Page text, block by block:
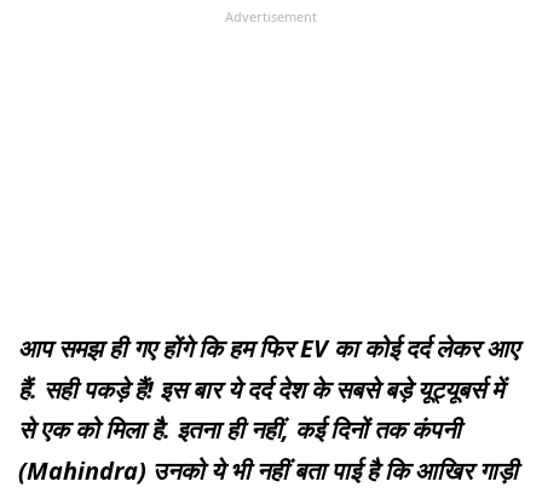
Advertisement
आप समझ ही गए होंगे कि हम फिर EV का कोई दर्द लेकर आए
हैं. सही पकड़े हैं! इस बार ये दर्द देश के सबसे बड़े यूट्यूबर्स में
से एक को मिला है. इतना ही नहीं, कई दिनों तक कंपनी
(Mahindra) उनको ये भी नहीं बता पाई है कि आखिर गाड़ी